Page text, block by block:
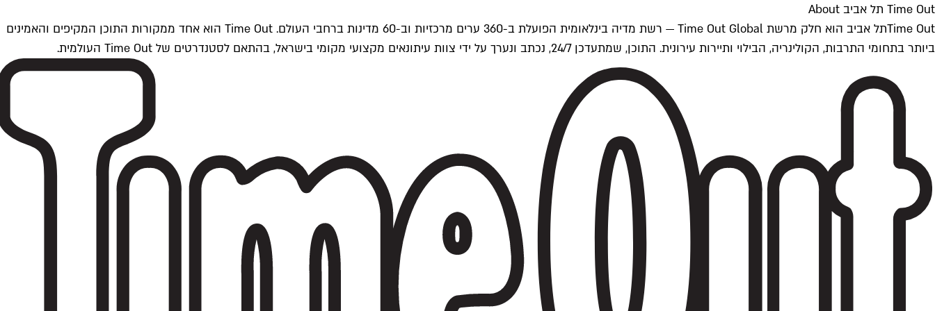
Time Out תל אביב About
Time Outתל אביב הוא חלק מרשת Time Out Global — רשת מדיה בינלאומית הפועלת ב-360 ערים מרכזיות וב-60 מדינות ברחבי העולם. Time Out הוא אחד ממקורות התוכן המקיפים והאמינים
ביותר בתחומי התרבות, הקולינריה, הבילוי ותיירות עירונית. התוכן, שמתעדכן 24/7, נכתב ונערך על ידי צוות עיתונאים מקצועי מקומי בישראל, בהתאם לסטנדרטים של Time Out העולמית.